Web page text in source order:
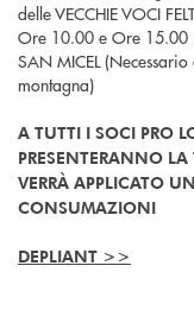
delle VECCHIE VOCI
Ore 10.00 e Ore 15.00
SAN MICEL
montagna)
A TUTTI I SOCI PRO
PRESENTERANNO LA
VERRÀ APPLICATO
CONSUMAZIONI
DEPLIANT >>